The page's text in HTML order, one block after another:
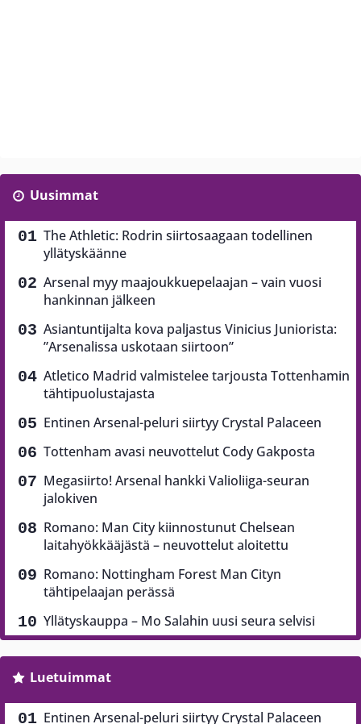
Uusimmat
The Athletic: Rodrin siirtosaagaan todellinen
yllätyskäänne
Arsenal myy maajoukkuepelaajan – vain vuosi
hankinnan jälkeen
Asiantuntijalta kova paljastus Vinicius Juniorista:
”Arsenalissa uskotaan siirtoon”
Atletico Madrid valmistelee tarjousta Tottenhamin
tähtipuolustajasta
Entinen Arsenal-peluri siirtyy Crystal Palaceen
Tottenham avasi neuvottelut Cody Gakposta
Megasiirto! Arsenal hankki Valioliiga-seuran
jalokiven
Romano: Man City kiinnostunut Chelsean
laitahyökkääjästä – neuvottelut aloitettu
Romano: Nottingham Forest Man Cityn
tähtipelaajan perässä
Yllätyskauppa – Mo Salahin uusi seura selvisi
Luetuimmat
Entinen Arsenal-peluri siirtyy Crystal Palaceen